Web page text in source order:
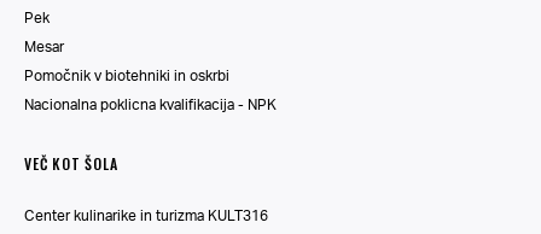
Pek
Mesar
Pomočnik v biotehniki in oskrbi
Nacionalna poklicna kvalifikacija - NPK
VEČ KOT ŠOLA
Center kulinarike in turizma KULT316